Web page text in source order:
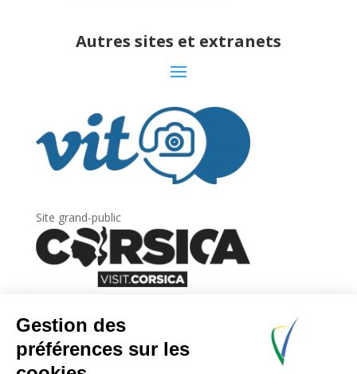
Autres sites et extranets
Site grand-public
Newsletter
Inscrivez-vous àla lettre d’information
l’Agence du tourisme de la Corse.